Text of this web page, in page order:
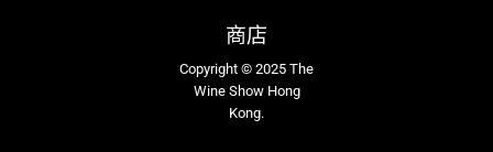
商店
Copyright © 2025 The
Wine Show Hong
Kong.